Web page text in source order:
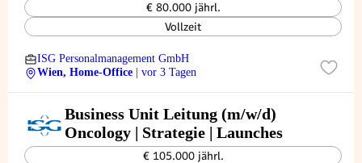
€ 80.000 jährl.
Vollzeit
ISG Personalmanagement GmbH
Wien, Home-Office
| vor 3 Tagen
Business Unit Leitung (m/w/d)
Oncology | Strategie | Launches
€ 105.000 jährl.